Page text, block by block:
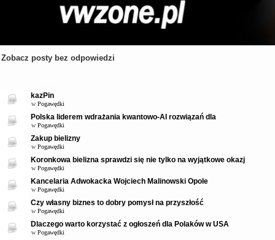
Zobacz posty bez odpowiedzi
kazPin
w Pogawędki
Polska liderem wdrażania kwantowo-AI rozwiązań dla
w Pogawędki
Zakup bielizny
w Pogawędki
Koronkowa bielizna sprawdzi się nie tylko na wyjątkowe okazj
w Pogawędki
Kancelaria Adwokacka Wojciech Malinowski Opole
w Pogawędki
Czy własny biznes to dobry pomysł na przyszłość
w Pogawędki
Dlaczego warto korzystać z ogłoszeń dla Polaków w USA
w Pogawędki